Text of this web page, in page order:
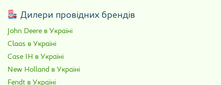
Дилери провідних брендів
John Deere в Україні
Claas в Україні
Case IH в Україні
New Holland в Україні
Fendt в Україні